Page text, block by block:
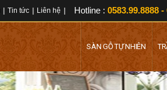
SÀN GỖ TỰ NHIÊN
Tin tức Liên hệ Hotline : 0583.99.8888 -